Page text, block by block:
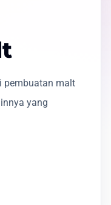
pembuatan malt
yang